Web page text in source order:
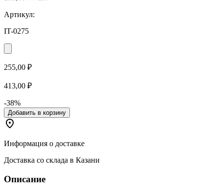
Артикул:
IT-0275
255,00 ₽
413,00 ₽
-38%
Добавить в корзину
Информация о доставке
Доставка со склада в Казани
Описание